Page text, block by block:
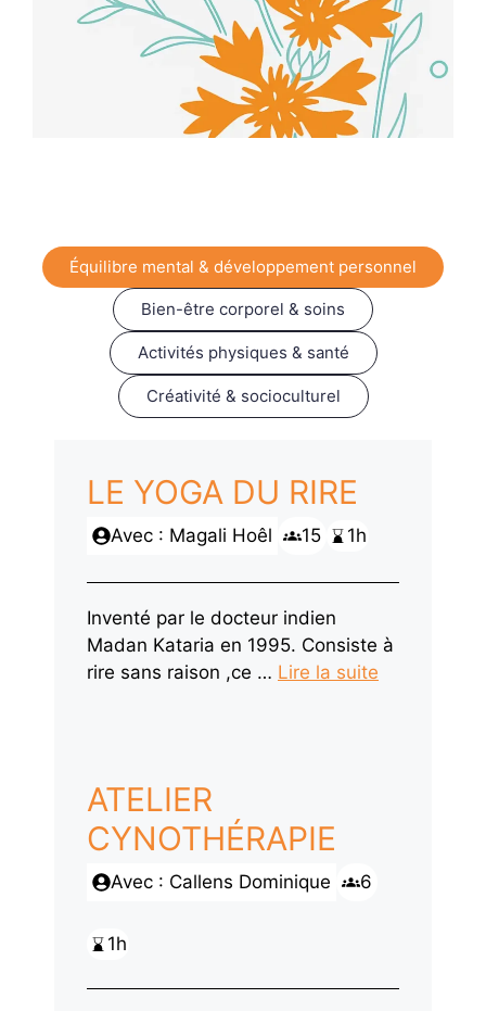
Équilibre mental & développement personnel
Bien-être corporel & soins
Activités physiques & santé
Créativité & socioculturel
LE YOGA DU RIRE
Avec : Magali Hoêl 15 1h
Inventé par le docteur indien
Madan Kataria en 1995. Consiste à
rire sans raison ,ce … Lire la suite
ATELIER
CYNOTHÉRAPIE
Avec : Callens Dominique 6
1h